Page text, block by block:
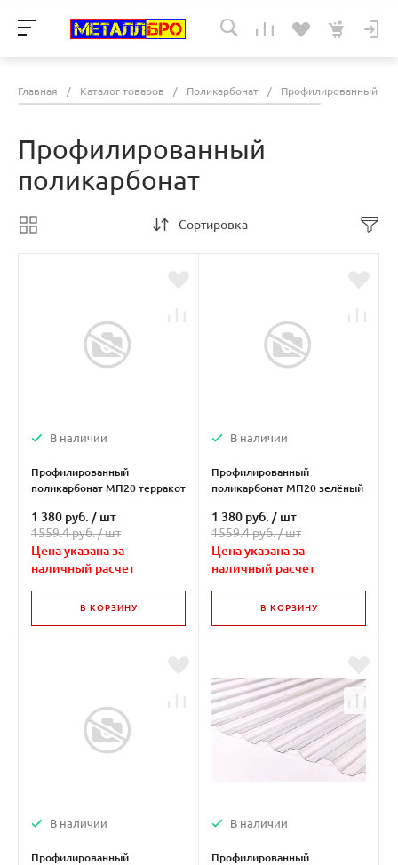
Главная / Каталог товаров / Поликарбонат / Профилированный
Профилированный
поликарбонат
Сортировка
В наличии
Профилированный
поликарбонат МП20 терракот
1 380 руб. / шт
1559.4 руб. /шт
Цена указана за
наличный расчет
В КОРЗИНУ
В наличии
Профилированный
поликарбонат МП20 зелёный
1 380 руб. / шт
1559.4 руб. /шт
Цена указана за
наличный расчет
В КОРЗИНУ
В наличии
Профилированный
В наличии
Профилированный